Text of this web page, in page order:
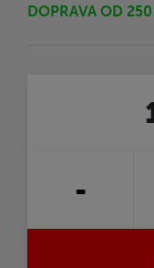
DOPRAVA OD
-